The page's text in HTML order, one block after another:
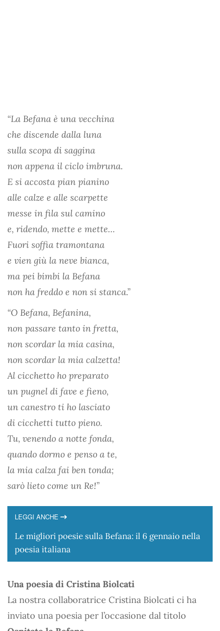
“La Befana è una vecchina
che discende dalla luna
sulla scopa di saggina
non appena il ciclo imbruna.
E si accosta pian pianino
alle calze e alle scarpette
messe in fila sul camino
e, ridendo, mette e mette…
Fuori soffia tramontana
e vien giù la neve bianca,
ma pei bimbi la Befana
non ha freddo e non si stanca.”
“O Befana, Befanina,
non passare tanto in fretta,
non scordar la mia casina,
non scordar la mia calzetta!
Al cicchetto ho preparato
un pugnel di fave e fieno,
un canestro ti ho lasciato
di cicchetti tutto pieno.
Tu, venendo a notte fonda,
quando dormo e penso a te,
la mia calza fai ben tonda;
sarò lieto come un Re!”
LEGGI ANCHE
Le migliori poesie sulla Befana: il 6 gennaio nella
poesia italiana
Una poesia di Cristina Biolcati
La nostra collaboratrice Cristina Biolcati ci ha
inviato una poesia per l’occasione dal titolo